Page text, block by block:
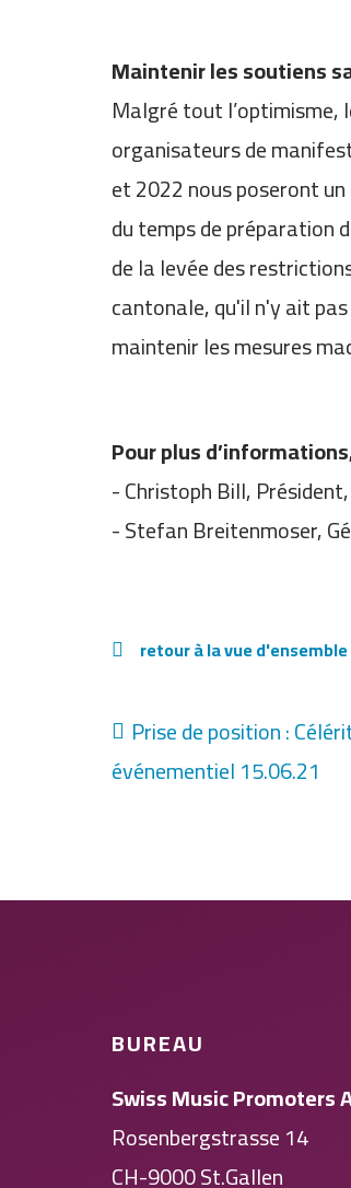
Maintenir les soutiens
Malgré tout l’optimisme,
organisateurs de
et 2022 nous poseront
du temps de préparation
de la levée des
cantonale, qu'il n'y ait
maintenir les mesures
Pour plus
- Christoph Bill, Président,
- Stefan Breitenmoser,
retour à la vue d'ensemble
Prise de position :
événementiel 15.06.21
BUREAU
Swiss Music Promoters
Rosenbergstrasse 14
CH-9000 St.Gallen